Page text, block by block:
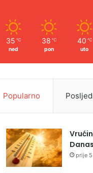
35 ℃
ned
38 ℃
pon
40 ℃
uto
Popularno
prije